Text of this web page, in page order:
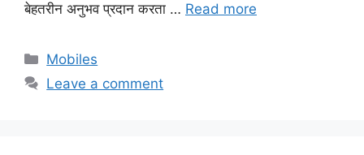
बेहतरीन अनुभव प्रदान करता … Read more
Categories
Mobiles
Leave a comment